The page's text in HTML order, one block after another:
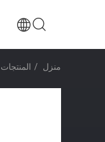
منزل / المنتجات